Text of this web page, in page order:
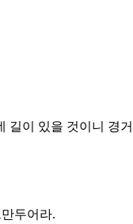
이 있을 것이니 경
두어라.